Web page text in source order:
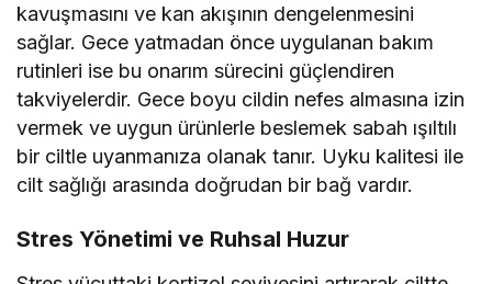
kavuşmasını ve kan akışının dengelenmesini
sağlar. Gece yatmadan önce uygulanan bakım
rutinleri ise bu onarım sürecini güçlendiren
takviyelerdir. Gece boyu cildin nefes almasına izin
vermek ve uygun ürünlerle beslemek sabah ışıltılı
bir ciltle uyanmanıza olanak tanır. Uyku kalitesi ile
cilt sağlığı arasında doğrudan bir bağ vardır.
Stres Yönetimi ve Ruhsal Huzur